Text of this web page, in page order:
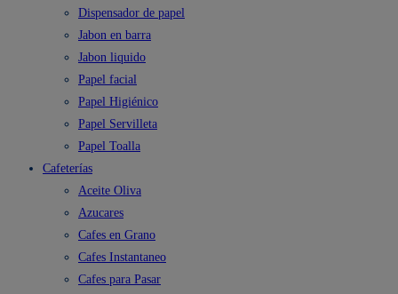
Dispensador de papel
Jabon en barra
Jabon liquido
Papel facial
Papel Higiénico
Papel Servilleta
Papel Toalla
Cafeterías
Aceite Oliva
Azucares
Cafes en Grano
Cafes Instantaneo
Cafes para Pasar